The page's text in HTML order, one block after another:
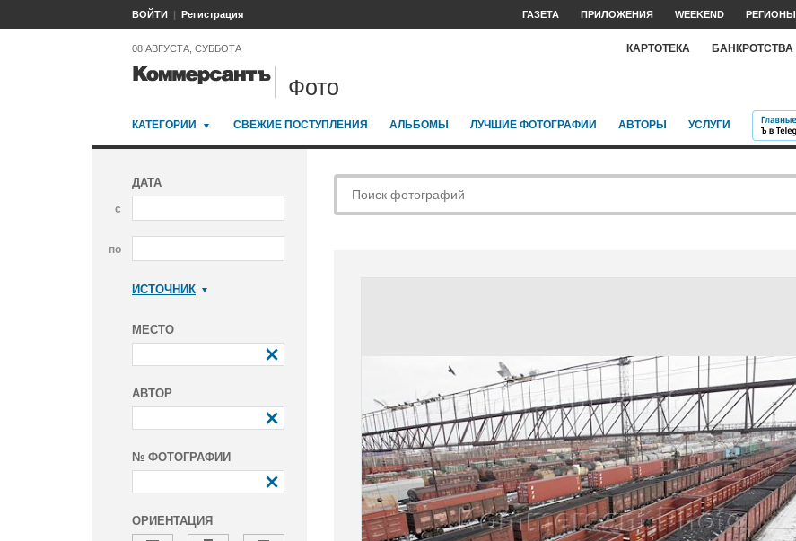
ВОЙТИ Регистрация ГАЗЕТА ПРИЛОЖЕНИЯ WEEKEND РЕГИОНЫ
08 АВГУСТА, СУББОТА КАРТОТЕКА БАНКРОТСТВА
Фото
КАТЕГОРИИ СВЕЖИЕ ПОСТУПЛЕНИЯ АЛЬБОМЫ ЛУЧШИЕ ФОТОГРАФИИ АВТОРЫ УСЛУГИ
ДАТА
с
по
ИСТОЧНИК
МЕСТО
АВТОР
№ ФОТОГРАФИИ
ОРИЕНТАЦИЯ